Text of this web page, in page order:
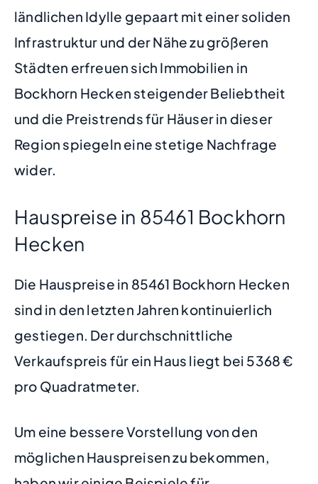
ländlichen Idylle gepaart mit einer soliden
Infrastruktur und der Nähe zu größeren
Städten erfreuen sich Immobilien in
Bockhorn Hecken steigender Beliebtheit
und die Preistrends für Häuser in dieser
Region spiegeln eine stetige Nachfrage
wider.
Hauspreise in 85461 Bockhorn
Hecken
Die Hauspreise in 85461 Bockhorn Hecken
sind in den letzten Jahren kontinuierlich
gestiegen. Der durchschnittliche
Verkaufspreis für ein Haus liegt bei 5368 €
pro Quadratmeter.
Um eine bessere Vorstellung von den
möglichen Hauspreisen zu bekommen,